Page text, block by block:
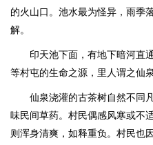
的火山口。池水最为怪异，雨季
解。
印天池下面，有地下暗河直
等村屯的生命之源，里人谓之仙泉
仙泉浇灌的古茶树自然不同
味民间草药。村民偶感风寒或不
则浑身清爽，如释重负。村民也